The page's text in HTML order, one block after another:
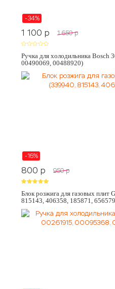
-34%
1 100 p 1 650 p
Ручка для холодильника Bosch
00490069, 00488920)
-16%
800 p 950 p
Блок розжига для газовых плит
815143, 406358, 185871,